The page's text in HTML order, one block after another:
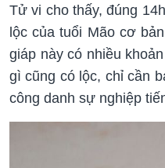
Tử vi cho thấy, đúng
lộc của tuổi Mão cơ
giáp này có nhiều
gì cũng có lộc, chỉ cần
công danh sự nghiệp